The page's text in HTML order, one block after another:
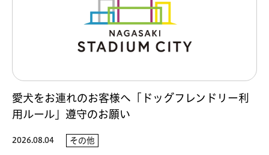
愛犬をお連れのお客様へ「ドッグフレンドリー利
用ルール」遵守のお願い
2026.08.04 その他